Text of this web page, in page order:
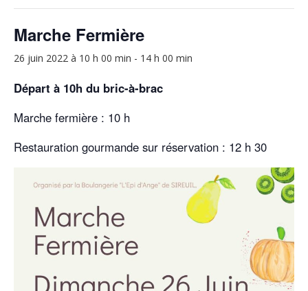
Marche Fermière
26 juin 2022 à 10 h 00 min - 14 h 00 min
Départ à 10h du bric-à-brac
Marche fermière : 10 h
Restauration gourmande sur réservation : 12 h 30